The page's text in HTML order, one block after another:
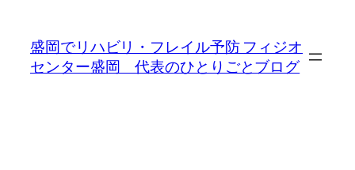
盛岡でリハビリ・フレイル予防 フィジオ
センター盛岡 代表のひとりごとブログ